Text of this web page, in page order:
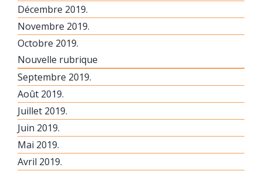
Décembre 2019.
Novembre 2019.
Octobre 2019.
Nouvelle rubrique
Septembre 2019.
Août 2019.
Juillet 2019.
Juin 2019.
Mai 2019.
Avril 2019.